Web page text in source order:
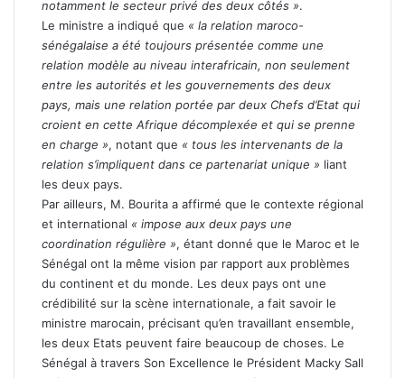
notamment le secteur privé des deux côtés ».
Le ministre a indiqué que « la relation maroco-
sénégalaise a été toujours présentée comme une
relation modèle au niveau interafricain, non seulement
entre les autorités et les gouvernements des deux
pays, mais une relation portée par deux Chefs d’Etat qui
croient en cette Afrique décomplexée et qui se prenne
en charge », notant que « tous les intervenants de la
relation s’impliquent dans ce partenariat unique » liant
les deux pays.
Par ailleurs, M. Bourita a affirmé que le contexte régional
et international « impose aux deux pays une
coordination régulière », étant donné que le Maroc et le
Sénégal ont la même vision par rapport aux problèmes
du continent et du monde. Les deux pays ont une
crédibilité sur la scène internationale, a fait savoir le
ministre marocain, précisant qu’en travaillant ensemble,
les deux Etats peuvent faire beaucoup de choses. Le
Sénégal à travers Son Excellence le Président Macky Sall